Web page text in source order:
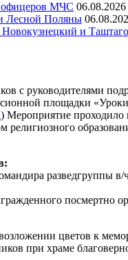
офицеров МЧС 06.08.2026
Лесной Поляны
и
с руководителями
площадки «Уроки
) Мероприятие
разведгруппы
посмертно
цветов к
при храме